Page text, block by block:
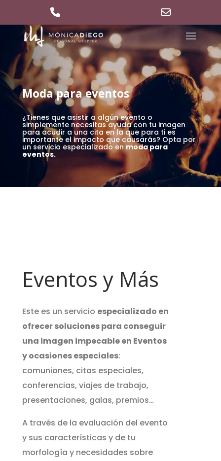
629 36 27 40 md@mdpersonalshopper.com
Moda para eventos
¿Tienes que asistir a algún evento o
simplemente necesitas ayuda con tu imagen
para acudir a una cita en la que para ti es
importante el impacto que causarás? Opta por
un servicio especializado enmoda para
eventos.
Eventos y Más
Este es un servicio especializado en
ofrecer soluciones para conseguir
una imagen impecable en Eventos
y ocasiones especiales:
comuniones, citas especiales,
conferencias, viajes de trabajo,
presentaciones, galas, premios…
A través de la evaluación del evento
y sus características y de tu
morfología y necesidades sobre
Number
for
calling
Address